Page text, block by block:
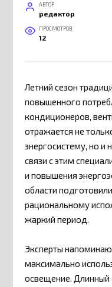
АВТОР
редактор
ПРОСМОТРОВ
12
Летний сезон
повышенного
кондиционеров,
отражается не
энергосистему, но и
связи с этим
и повышения
области
рациональному
жаркий период.
Эксперты
максимально
освещение. Длинный